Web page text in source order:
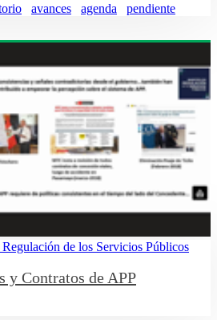
avances agenda pendiente
de los Servicios Públicos
y Contratos de APP